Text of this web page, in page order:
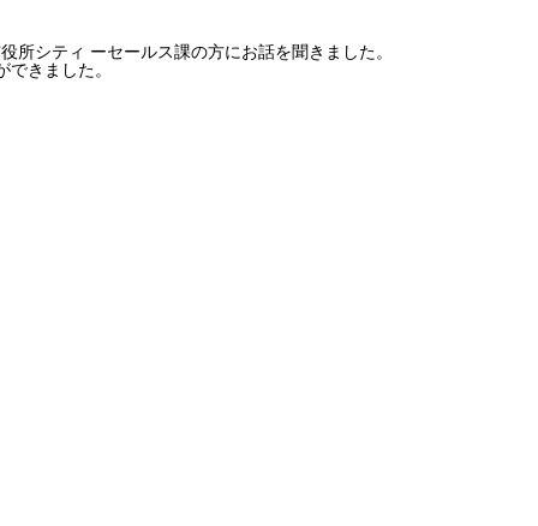
シティ ーセールス課の方にお話を聞きました。
きました。